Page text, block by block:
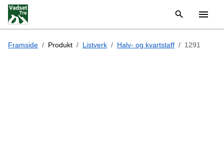
Framside Produkt Listverk Halv- og kvartstaff 1291